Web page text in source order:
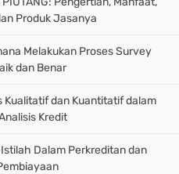
Produk Jasanya
Melakukan Proses Survey
dan Benar
Kualitatif dan Kuantitatif dalam
Kredit
Dalam Perkreditan dan